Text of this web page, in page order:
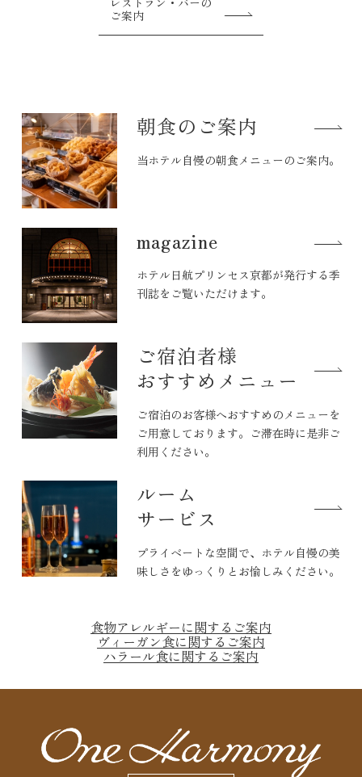
ご案内
朝食のご案内
当ホテル自慢の朝食メニューのご案内。
magazine
ホテル日航プリンセス京都が発行する季
刊誌をご覧いただけます。
ご宿泊者様
おすすめメニュー
ご宿泊のお客様へおすすめのメニューを
ご用意しております。ご滞在時に是非ご
利用ください。
ルーム
サービス
プライベートな空間で、ホテル自慢の美
味しさをゆっくりとお愉しみください。
食物アレルギーに関するご案内
ヴィーガン食に関するご案内
ハラール食に関するご案内